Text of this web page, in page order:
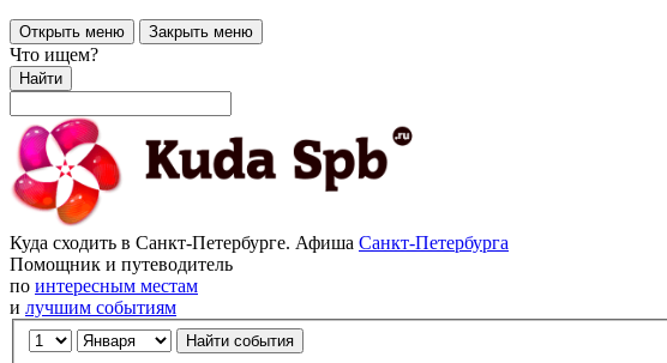
Открыть меню Закрыть меню
Что ищем?
Найти
Куда сходить в Санкт-Петербурге. Афиша Санкт-Петербурга
Помощник и путеводитель
по интересным местам
и лучшим событиям